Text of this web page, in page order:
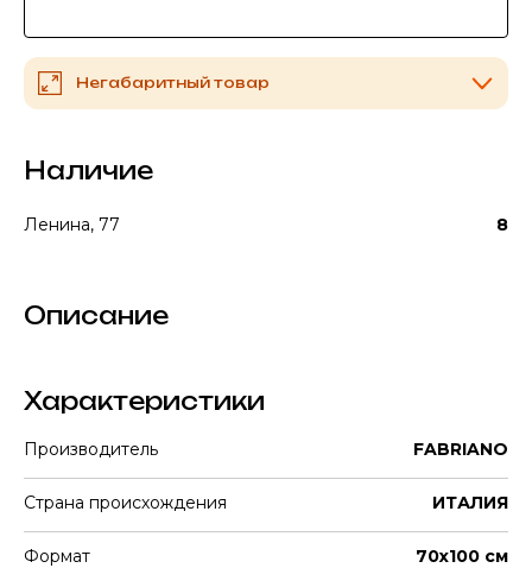
Негабаритный товар
Наличие
Ленина, 77 8
Описание
Характеристики
Производитель FABRIANO
Страна происхождения ИТАЛИЯ
Формат 70х100 см